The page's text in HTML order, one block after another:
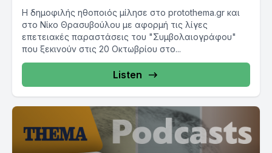
Η δημοφιλής ηθοποιός μίλησε στο protothema.gr και
στο Νίκο Θρασυβούλου με αφορμή τις λίγες
επετειακές παραστάσεις του "Συμβολαιογράφου"
που ξεκινούν στις 20 Οκτωβρίου στο...
Listen